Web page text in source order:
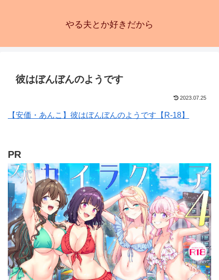
やる夫とか好きだから
彼はぼんぼんのようです
2023.07.25
【安価・あんこ】彼はぼんぼんのようです【R-18】
PR